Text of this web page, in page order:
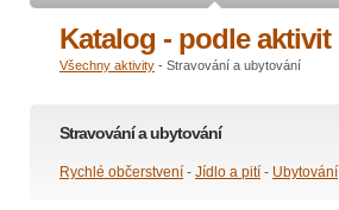
Katalog - podle aktivit
Všechny aktivity - Stravování a ubytování
Stravování a ubytování
Rychlé občerstvení - Jídlo a pití - Ubytování